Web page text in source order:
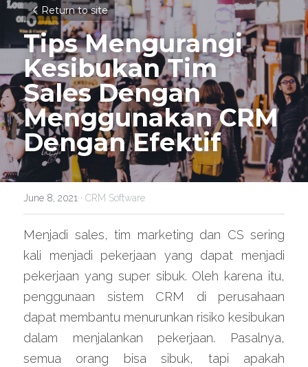
Return to site
Tips Mengurangi
Kesibukan Tim
Sales Dengan
Menggunakan CRM
Dengan Efektif
June 8, 2021 · CRM Software
Menjadi sales, tim marketing dan CS sering
kali menjadi pekerjaan yang dapat menjadi
pekerjaan yang super sibuk. Oleh karena itu,
penggunaan sistem CRM di perusahaan
dapat membantu menurunkan risiko kesibukan
dalam menjalankan pekerjaan. Pasalnya,
semua orang bisa sibuk, tapi apakah